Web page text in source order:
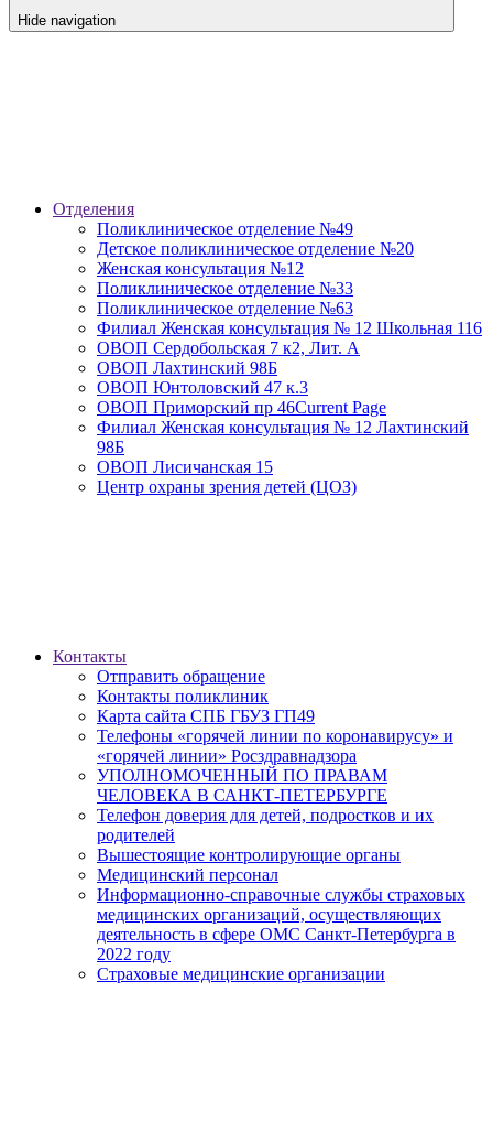
Hide navigation
Отделения
Поликлиническое отделение №49
Детское поликлиническое отделение №20
Женская консультация №12
Поликлиническое отделение №33
Поликлиническое отделение №63
Филиал Женская консультация № 12 Школьная 116
ОВОП Сердобольская 7 к2, Лит. А
ОВОП Лахтинский 98Б
ОВОП Юнтоловский 47 к.3
ОВОП Приморский пр 46Current Page
Филиал Женская консультация № 12 Лахтинский
98Б
ОВОП Лисичанская 15
Центр охраны зрения детей (ЦОЗ)
Контакты
Отправить обращение
Контакты поликлиник
Карта сайта СПБ ГБУЗ ГП49
Телефоны «горячей линии по коронавирусу» и
«горячей линии» Росздравнадзора
УПОЛНОМОЧЕННЫЙ ПО ПРАВАМ
ЧЕЛОВЕКА В САНКТ-ПЕТЕРБУРГЕ
Телефон доверия для детей, подростков и их
родителей
Вышестоящие контролирующие органы
Медицинский персонал
Информационно-справочные службы страховых
медицинских организаций, осуществляющих
деятельность в сфере ОМС Санкт-Петербурга в
2022 году
Страховые медицинские организации